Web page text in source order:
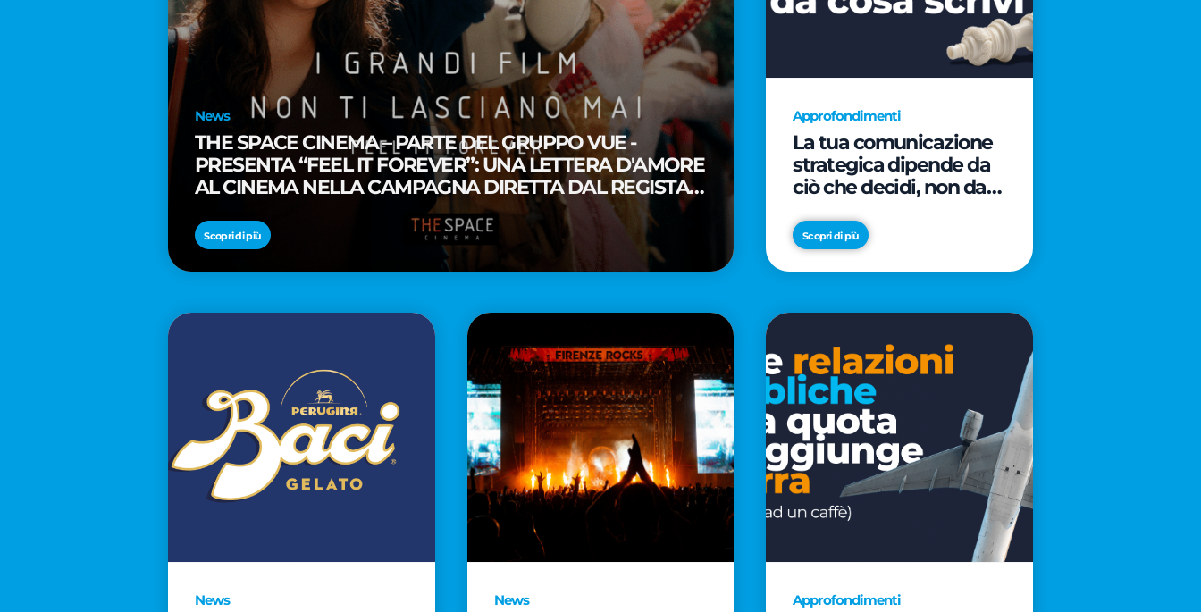
News
THE SPACE CINEMA – PARTE DEL GRUPPO VUE -
PRESENTA “FEEL IT FOREVER”: UNA LETTERA D'AMORE
AL CINEMA NELLA CAMPAGNA DIRETTA DAL REGISTA
PREMIO OSCAR® TAIKA WAITITI
Scopri di più
Approfondimenti
La tua comunicazione
strategica dipende da
ciò che decidi, non da
Scopri di più
News News Approfondimenti